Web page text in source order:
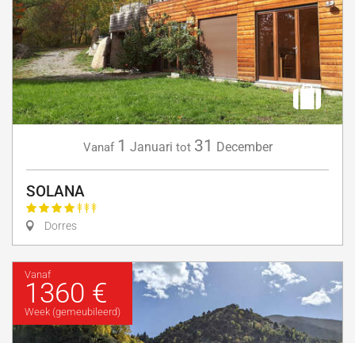
Vanaf 1 Januari tot 31 December
SOLANA
Dorres
Vanaf
1360 €
Week (gemeubileerd)